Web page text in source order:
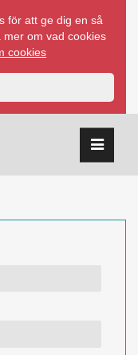
för att ge dig en så
mer om vad cookies
cookies